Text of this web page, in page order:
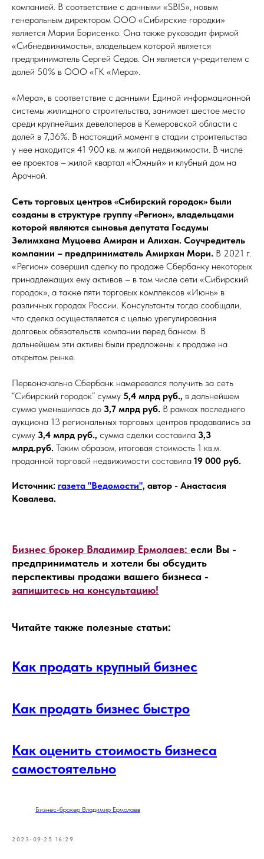
компанией. В соответствие с данными «SBIS», новым
генеральным директором ООО «Сибирские городки»
является Мария Борисенко. Она также руководит фирмой
«Сибнедвижимость», владельцем которой является
предприниматель Сергей Седов. Он является учредителем с
долей 50% в ООО «ГК «Мера».
«Мера», в соответствие с данными Единой информационной
системы жилищного строительства, занимает шестое место
среди крупнейших девелоперов в Кемеровской области с
долей в 7,36%. В настоящий момент в стадии строительства
у нее находится 41 900 кв. м жилой недвижимости. В числе
ее проектов – жилой квартал «Южный» и клубный дом на
Арочной.
Сеть торговых центров «Сибирский городок» были
созданы в структуре группу «Регион», владельцами
которой являются сыновья депутата Госдумы
Зелимхана Муцоева Амиран и Алихан. Соучредитель
компании – предприниматель Амирхан Мори. В 2021 г.
«Регион» совершил сделку по продаже Сбербанку некоторых
принадлежащих ему активов – в том числе сети «Сибирский
городок», а также пяти торговых комплексов «Июнь» в
различных городах России. Консультанты тогда сообщали,
что сделка осуществляется с целью урегулирования
долговых обязательств компании перед банком. В
дальнейшем эти активы были предложены к продаже на
открытом рынке.
Первоначально Сбербанк намеревался получить за сеть
“Сибирский городок” cумму 5,4 млрд руб., в дальнейшем
сумма уменьшилась до 3,7 млрд руб. В рамках последнего
аукциона 13 региональных торговых центров продавались за
сумму 3,4 млрд руб., сумма сделки составила 3,3
млрд.руб. Таким образом, итоговая стоимость 1 кв.м.
проданной торговой недвижимости составила 19 000 руб.
Источник: газета "Ведомости", автор - Анастасия
Ковалева.
Бизнес брокер Владимир Ермолаев: если Вы -
предприниматель и хотели бы обсудить
перспективы продажи вашего бизнеса -
запишитесь на консультацию!
Читайте также полезные статьи:
Как продать крупный бизнес
Как продать бизнес быстро
Как оценить стоимость бизнеса
самостоятельно
Бизнес-брокер Владимир Ермолаев
2023-09-25 16:29